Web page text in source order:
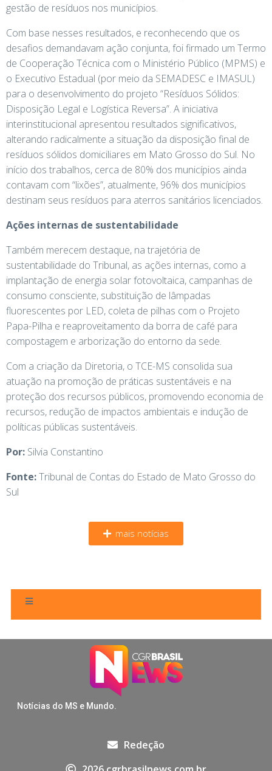
gestão de resíduos nos municípios.
Com base nesses resultados, e reconhecendo que os
desafios demandavam ação conjunta, foi firmado um Termo
de Cooperação Técnica com o Ministério Público (MPMS) e
o Executivo Estadual (por meio da SEMADESC e IMASUL)
para o desenvolvimento do projeto “Resíduos Sólidos:
Disposição Legal e Logística Reversa”. A iniciativa
interinstitucional apresentou resultados significativos,
alterando radicalmente a situação da disposição final de
resíduos sólidos domiciliares em Mato Grosso do Sul. No
início dos trabalhos, cerca de 80% dos municípios ainda
contavam com “lixões”, atualmente, 96% dos municípios
destinam seus resíduos para aterros sanitários licenciados.
Ações internas de sustentabilidade
Também merecem destaque, na trajetória de
sustentabilidade do Tribunal, as ações internas, como a
implantação de energia solar fotovoltaica, campanhas de
consumo consciente, substituição de lâmpadas
fluorescentes por LED, coleta de pilhas com o Projeto
Papa-Pilha e reaproveitamento da borra de café para
compostagem e arborização do entorno da sede.
Com a criação da Diretoria, o TCE-MS consolida sua
atuação na promoção de práticas sustentáveis e na
proteção dos recursos públicos, promovendo economia de
recursos, redução de impactos ambientais e indução de
políticas públicas sustentáveis.
Por: Silvia Constantino
Fonte:Tribunal de Contas do Estado de Mato Grosso do
Sul
mais notícias
Notícias do MS e Mundo.
Redeção